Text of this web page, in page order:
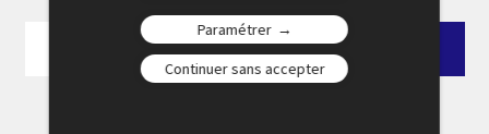
Paramétrer
Continuer sans accepter